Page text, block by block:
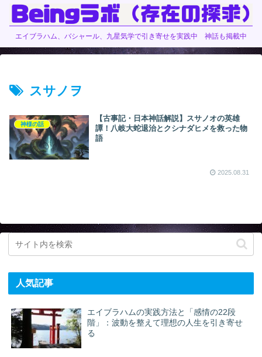
エイブラハム、バシャール、九星気学で引き寄せを実践中 神話も掲載中
スサノヲ
神様の話
【古事記・日本神話解説】スサノオの英雄
譚！八岐大蛇退治とクシナダヒメを救った物
語
2025.08.31
人気記事
エイブラハムの実践方法と「感情の22段
階」：波動を整えて理想の人生を引き寄せ
る